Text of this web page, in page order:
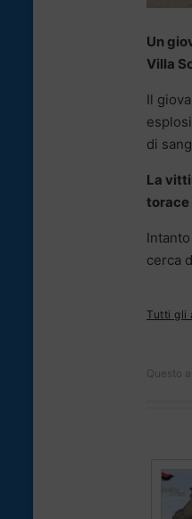
Un
Villa
Il
di
La
torace
cerca
Tutti gli
Questo